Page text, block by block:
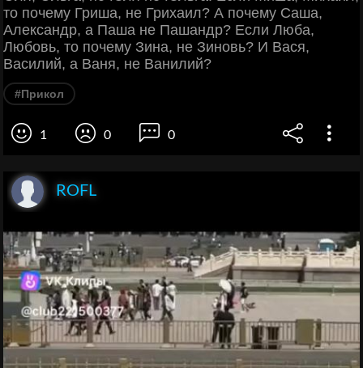
то почему Гриша, не Грихаил? А почему Саша,
Александр, а Паша не Пашандр? Если Люба,
Любовь, то почему Зина, не Зиновь? И Вася,
Василий, а Ваня, не Ванилий?
#Прикол
1 0 0
ROFL